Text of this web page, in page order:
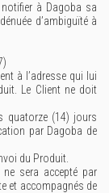
à Dagoba sa
d’ambiguïté à
à l’adresse qui lui
Le Client ne doit
quatorze (14) jours
par Dagoba de
du Produit.
ne sera accepté par
et accompagnés de